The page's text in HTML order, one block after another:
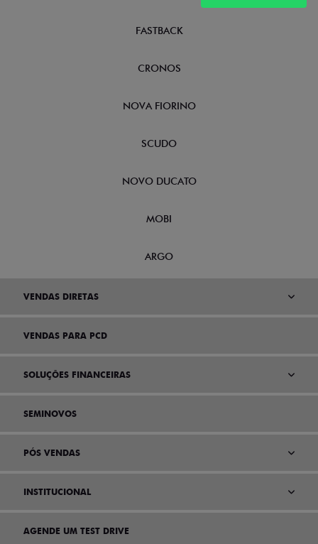
FASTBACK
CRONOS
NOVA FIORINO
SCUDO
NOVO DUCATO
MOBI
ARGO
VENDAS DIRETAS
VENDAS PARA PCD
SOLUÇÕES FINANCEIRAS
SEMINOVOS
PÓS VENDAS
INSTITUCIONAL
AGENDE UM TEST DRIVE